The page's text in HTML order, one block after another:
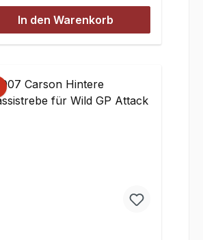
In den Warenkorb